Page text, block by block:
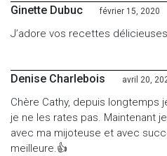
Ginette Dubuc février 15, 2020
J’adore vos recettes
Denise Charlebois avril 20,
Chère Cathy, depuis
je ne les rates pas. Maintenant
avec ma mijoteuse et avec
meilleure.👍